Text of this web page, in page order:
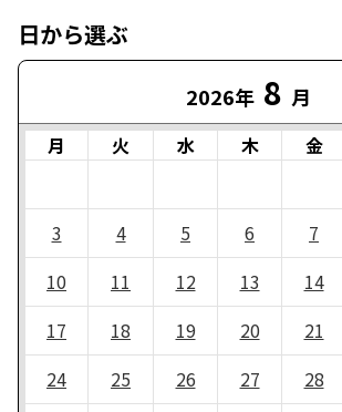
日から選ぶ
2026年 8 月
月 火 水 木 金
3
4 5 6 7
10
11 12 13 14
17
18 19 20 21
24
25 26 27 28